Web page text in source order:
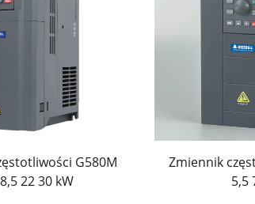
falowniki Goldbell oferują wiele
integrację z układami PLC,
i dostosowywać parametry, co
przeciążeniem, przepięciem,
zaciski, czytelne oznaczenia
G580M
22 30 kW
Zmiennik
5,5